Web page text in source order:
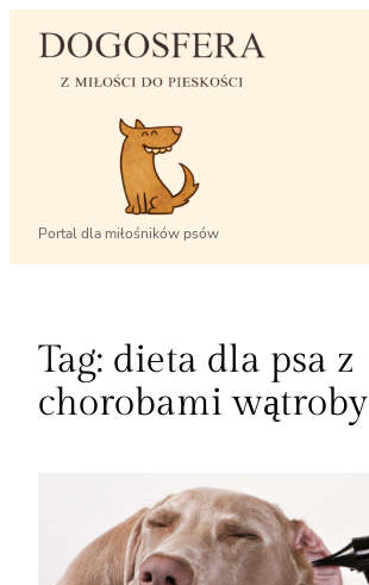
Przejdź
Portal dla miłośników psów
Tag: dieta dla psa z
chorobami wątroby